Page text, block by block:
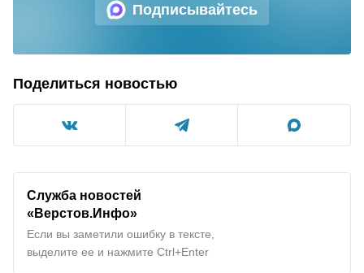
Подписывайтесь
Поделиться новостью
Служба новостей
«Верстов.Инфо»
Если вы заметили ошибку в тексте,
выделите ее и нажмите Ctrl+Enter